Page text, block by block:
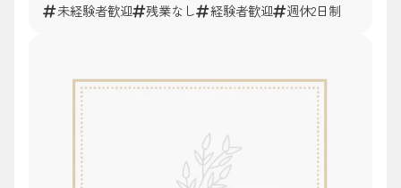
未経験者歓迎
残業なし 経験者歓迎 週休2日制